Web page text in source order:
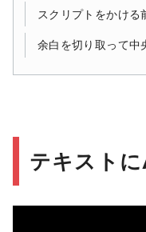
スクリプトをかける
余白を切り取って中
テキスト